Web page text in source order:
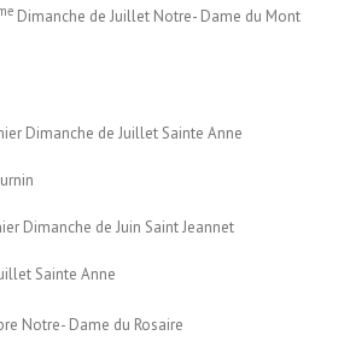
Dimanche de Juillet Notre- Dame du Mont
de Juillet Sainte Anne
de Juin Saint Jeannet
Sainte Anne
Notre- Dame du Rosaire